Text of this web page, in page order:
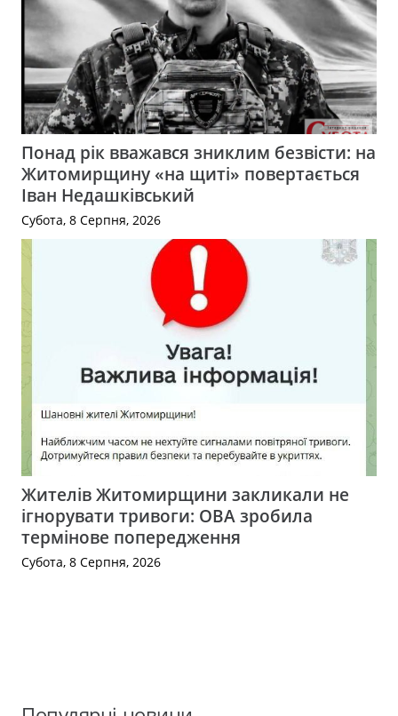
Понад рік вважався зниклим безвісти: на
Житомирщину «на щиті» повертається
Іван Недашківський
Субота, 8 Серпня, 2026
Жителів Житомирщини закликали не
ігнорувати тривоги: ОВА зробила
термінове попередження
Субота, 8 Серпня, 2026